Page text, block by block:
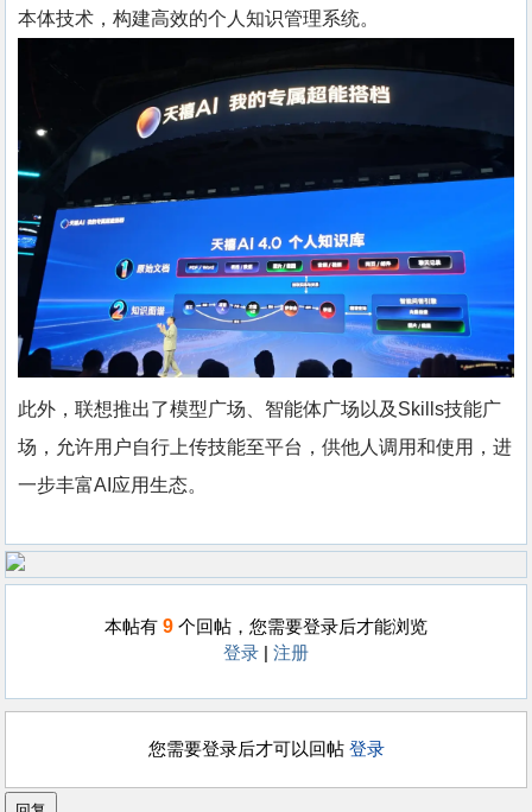
本体技术，构建高效的个人知识管理系统。
此外，联想推出了模型广场、智能体广场以及Skills技能广
场，允许用户自行上传技能至平台，供他人调用和使用，进
一步丰富AI应用生态。
本帖有 9 个回帖，您需要登录后才能浏览
登录 | 注册
您需要登录后才可以回帖 登录